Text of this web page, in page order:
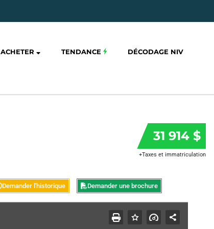
ACHETER TENDANCE DÉCODAGE NIV
31 914 $
+Taxes et immatriculation
Demander l'historique Demander une brochure